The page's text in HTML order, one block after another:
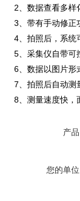
2、数据查看多样
3、带有手动修正
4、拍照后，系统
5、采集仪自带可
6、数据以图片形
7、拍照后自动测
8、测量速度快
产
您的单